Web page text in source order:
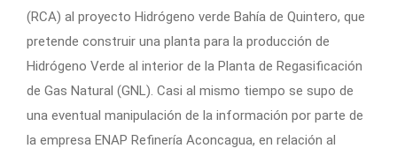
(RCA) al proyecto Hidrógeno verde Bahía de Quintero, que
pretende construir una planta para la producción de
Hidrógeno Verde al interior de la Planta de Regasificación
de Gas Natural (GNL). Casi al mismo tiempo se supo de
una eventual manipulación de la información por parte de
la empresa ENAP Refinería Aconcagua, en relación al